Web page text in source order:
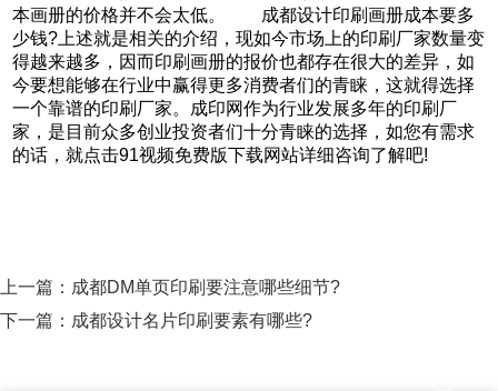
本画册的价格并不会太低。 成都设计印刷画册成本要多
少钱?上述就是相关的介绍，现如今市场上的印刷厂家数量变
得越来越多，因而印刷画册的报价也都存在很大的差异，如
今要想能够在行业中赢得更多消费者们的青睐，这就得选择
一个靠谱的印刷厂家。成印网作为行业发展多年的印刷厂
家，是目前众多创业投资者们十分青睐的选择，如您有需求
的话，就点击91视频免费版下载网站详细咨询了解吧!
上一篇： 成都DM单页印刷要注意哪些细节?
下一篇： 成都设计名片印刷要素有哪些?